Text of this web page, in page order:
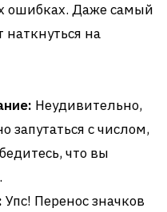
ошибках. Даже самый
на
Неудивительно,
запутаться с числом,
что вы
Упс! Перенос значков